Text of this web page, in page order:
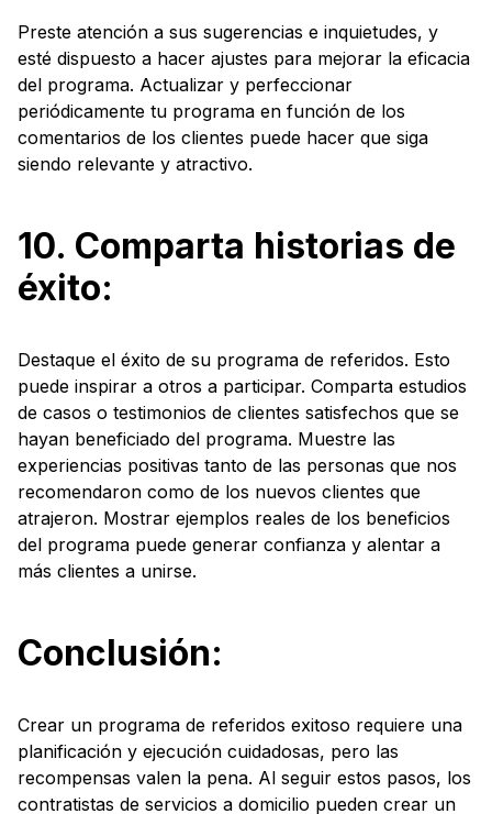
Preste atención a sus sugerencias e inquietudes, y
esté dispuesto a hacer ajustes para mejorar la eficacia
del programa. Actualizar y perfeccionar
periódicamente tu programa en función de los
comentarios de los clientes puede hacer que siga
siendo relevante y atractivo.
10. Comparta historias de
éxito:
Destaque el éxito de su programa de referidos. Esto
puede inspirar a otros a participar. Comparta estudios
de casos o testimonios de clientes satisfechos que se
hayan beneficiado del programa. Muestre las
experiencias positivas tanto de las personas que nos
recomendaron como de los nuevos clientes que
atrajeron. Mostrar ejemplos reales de los beneficios
del programa puede generar confianza y alentar a
más clientes a unirse.
Conclusión:
Crear un programa de referidos exitoso requiere una
planificación y ejecución cuidadosas, pero las
recompensas valen la pena. Al seguir estos pasos, los
contratistas de servicios a domicilio pueden crear un